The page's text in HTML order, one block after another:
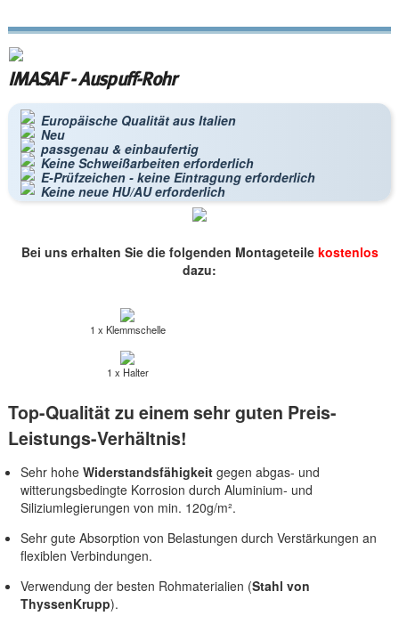
IMASAF - Auspuff-Rohr
Europäische Qualität aus Italien
Neu
passgenau & einbaufertig
Keine Schweißarbeiten erforderlich
E-Prüfzeichen - keine Eintragung erforderlich
Keine neue HU/AU erforderlich
Bei uns erhalten Sie die folgenden Montageteile kostenlos
dazu:
1 x Klemmschelle
1 x Halter
Top-Qualität zu einem sehr guten Preis-
Leistungs-Verhältnis!
Sehr hohe Widerstandsfähigkeit gegen abgas- und
witterungsbedingte Korrosion durch Aluminium- und
Siliziumlegierungen von min. 120g/m².
Sehr gute Absorption von Belastungen durch Verstärkungen an
flexiblen Verbindungen.
Verwendung der besten Rohmaterialien (Stahl von
ThyssenKrupp).